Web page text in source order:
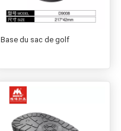
Base du sac de golf